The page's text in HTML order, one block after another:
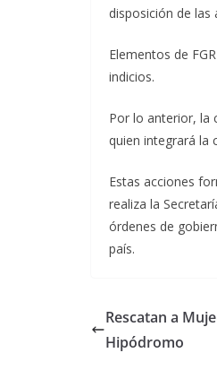
disposición de
Elementos de
indicios.
Por lo anterior, la
quien integrará la
Estas acciones
realiza la
órdenes de
país.
Rescatan a
Hipódromo